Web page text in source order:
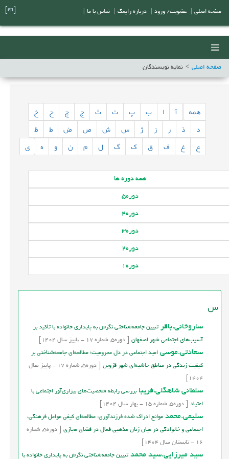
صفحه اصلی نمایه نویسندگان
همه ب پ ت ث ج چ ح
خ
د
ذ ر ز ژ س ش ص ض ط
ظ
ع
غ ف ق ک گ ل م ن و ه ی
همه دوره ها
دوره5
دوره4
دوره3
دوره2
دوره1
س
ساروخانی.باقر تبیین جامعه‌شناختی نگرش به پایداری خانواده با تأکید بر
آسیب‌های اجتماعی شهر اصفهان [ دوره 5, شماره 17
-پاییز سال
سعادتی.موسیامید اجتماعی در دل محرومیت؛ مطالعه‌ای جامعه‌شناختی بر
کیفیت زندگی در مناطق حاشیه‌ای شهر قزوین [ دوره 5, شماره 17
-پاییز سال
1404]
سلطانی شاهگلی.فریبا بررسی رابطه شخصیت‌های بیزاری‌آور اجتماعی با
اعتیاد [ دوره 5, شماره 15
-بهار سال
سلیمی.محمدموانع ادراک‌ شده فرزندآوری: مطالعه‌ای کیفی عوامل فرهنگی،
اجتماعی و خانوادگی در میان زنان مذهبی فعال در فضای مجازی [ دوره 5, شماره
16
-تابستان سال
سید میرزایی.سید محمدتبیین جامعه‌شناختی نگرش به پایداری خانواده با
صفحه اصلی عضویت/ ورود درباره رایمگ تماس با ما